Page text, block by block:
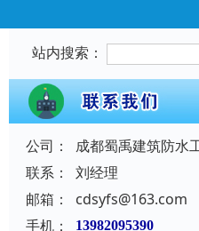
站内搜索：
公司：
成都蜀禹建筑防水
联系：
刘经理
邮箱：
cdsyfs@163.com
手机：
13982095390